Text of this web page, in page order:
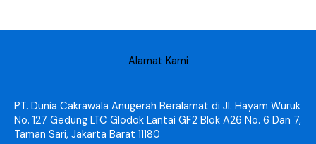
Alamat Kami
PT. Dunia Cakrawala Anugerah Beralamat di Jl. Hayam Wuruk
No. 127 Gedung LTC Glodok Lantai GF2 Blok A26 No. 6 Dan 7,
Taman Sari, Jakarta Barat 11180